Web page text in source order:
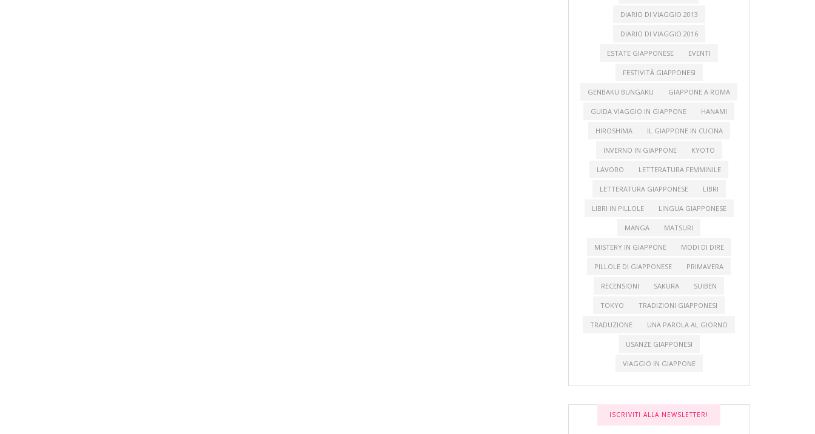
DIARIO DI VIAGGIO 2013
DIARIO DI VIAGGIO 2016
ESTATE GIAPPONESE EVENTI
FESTIVITÀ GIAPPONESI
GENBAKU BUNGAKU GIAPPONE A ROMA
GUIDA VIAGGIO IN GIAPPONE HANAMI
HIROSHIMA IL GIAPPONE IN CUCINA
INVERNO IN GIAPPONE KYOTO
LAVORO LETTERATURA FEMMINILE
LETTERATURA GIAPPONESE LIBRI
LIBRI IN PILLOLE LINGUA GIAPPONESE
MANGA MATSURI
MISTERY IN GIAPPONE MODI DI DIRE
PILLOLE DI GIAPPONESE PRIMAVERA
RECENSIONI SAKURA SUIBEN
TOKYO TRADIZIONI GIAPPONESI
TRADUZIONE UNA PAROLA AL GIORNO
USANZE GIAPPONESI
VIAGGIO IN GIAPPONE
ISCRIVITI ALLA NEWSLETTER!